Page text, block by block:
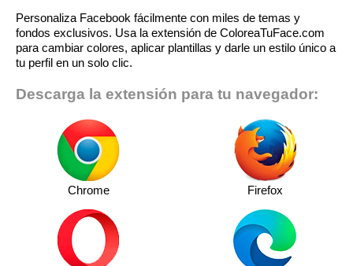
Personaliza Facebook fácilmente con miles de temas y
fondos exclusivos. Usa la extensión de ColoreaTuFace.com
para cambiar colores, aplicar plantillas y darle un estilo único a
tu perfil en un solo clic.
Descarga la extensión para tu navegador:
Chrome Firefox